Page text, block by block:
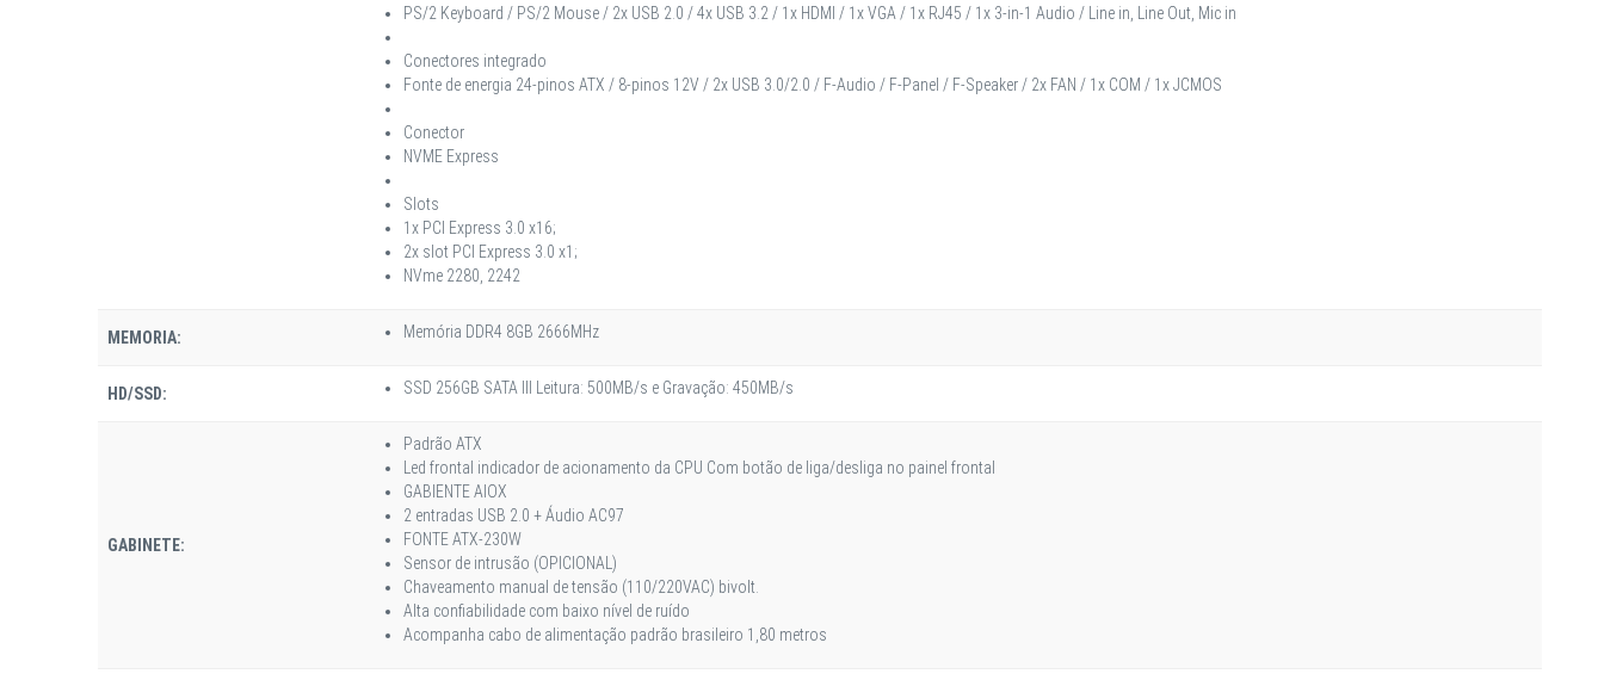
PS/2 Keyboard / PS/2 Mouse / 2x USB 2.0 / 4x USB 3.2 / 1x HDMI / 1x VGA / 1x RJ45 / 1x 3-in-1 Audio / Line in, Line Out, Mic in
Conectores integrado
Fonte de energia 24-pinos ATX / 8-pinos 12V / 2x USB 3.0/2.0 / F-Audio / F-Panel / F-Speaker / 2x FAN / 1x COM / 1x JCMOS
Conector
NVME Express
Slots
1x PCI Express 3.0 x16;
2x slot PCI Express 3.0 x1;
NVme 2280, 2242
MEMORIA: Memória DDR4 8GB 2666MHz
HD/SSD: SSD 256GB SATA III Leitura: 500MB/s e Gravação: 450MB/s
GABINETE:
Padrão ATX
Led frontal indicador de acionamento da CPU Com botão de liga/desliga no painel frontal
GABIENTE AIOX
2 entradas USB 2.0 + Áudio AC97
FONTE ATX-230W
Sensor de intrusão (OPICIONAL)
Chaveamento manual de tensão (110/220VAC) bivolt.
Alta confiabilidade com baixo nível de ruído
Acompanha cabo de alimentação padrão brasileiro 1,80 metros